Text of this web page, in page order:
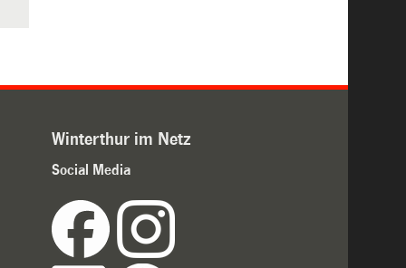
Winterthur im Netz
Social Media